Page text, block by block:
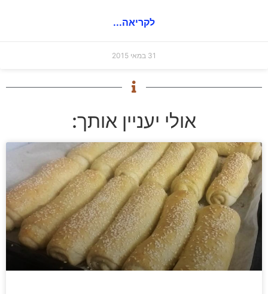
לקריאה...
31 במאי 2015
אולי יעניין אותך: